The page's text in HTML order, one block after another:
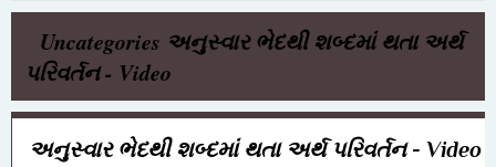
Uncategories અનુસ્વાર ભેદથી શબ્દમાં થતા અર્થ
પરિવર્તન - Video
અનુસ્વાર ભેદથી શબ્દમાં થતા અર્થ પરિવર્તન - Video